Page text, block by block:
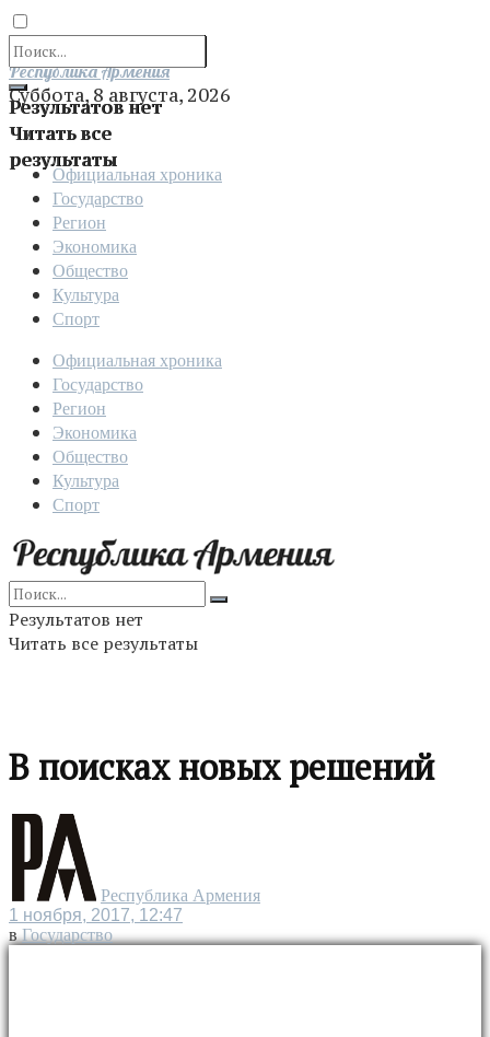
Результатов нет
Читать все
результаты
Отправить
Республика Армения
Суббота, 8 августа, 2026
Официальная хроника
Государство
Регион
Экономика
Общество
Культура
Спорт
Официальная хроника
Государство
Регион
Экономика
Общество
Культура
Спорт
Результатов нет
Читать все результаты
В поисках новых решений
Республика Армения
1 ноября, 2017, 12:47
в Государство